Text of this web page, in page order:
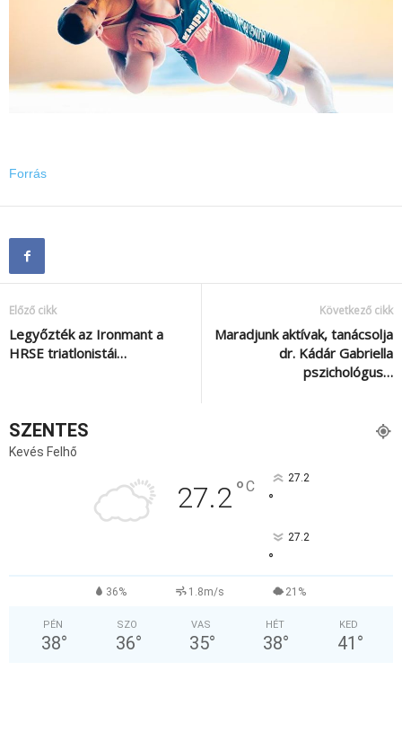
Forrás
Előző cikk
Legyőzték az Ironmant a
HRSE triatlonistái…
Következő cikk
Maradjunk aktívak, tanácsolja
dr. Kádár Gabriella
pszichológus…
SZENTES
Kevés Felhő
27.2°C 27.2
°
27.2
°
36% 1.8m/s 21%
PÉN
38°
SZO
36°
VAS
35°
HÉT
38°
KED
41 °